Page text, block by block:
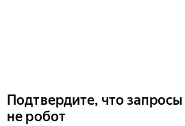
Подтвердите, что
не робот